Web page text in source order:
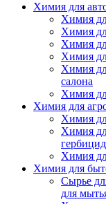
Химия для
Химия
Химия
Химия
Химия
Химия
салона
Химия
Химия для
Химия
Химия
Химия
Химия для
Сырье
для